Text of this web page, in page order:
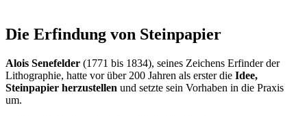
Die Erfindung von Steinpapier
Alois Senefelder (1771 bis 1834), seines Zeichens Erfinder der
Lithographie, hatte vor über 200 Jahren als erster die Idee,
Steinpapier herzustellen und setzte sein Vorhaben in die Praxis
um.